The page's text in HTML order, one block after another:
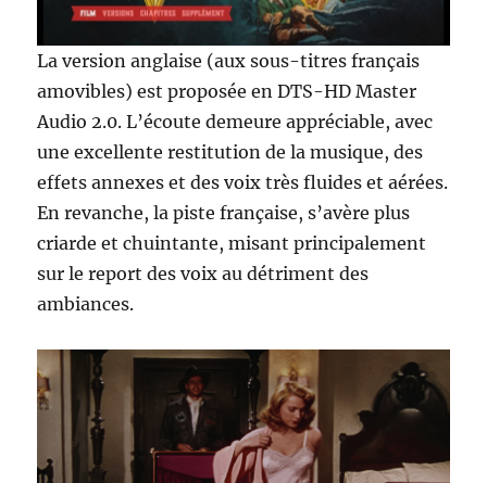
La version anglaise (aux sous-titres français
amovibles) est proposée en DTS-HD Master
Audio 2.0. L’écoute demeure appréciable, avec
une excellente restitution de la musique, des
effets annexes et des voix très fluides et aérées.
En revanche, la piste française, s’avère plus
criarde et chuintante, misant principalement
sur le report des voix au détriment des
ambiances.